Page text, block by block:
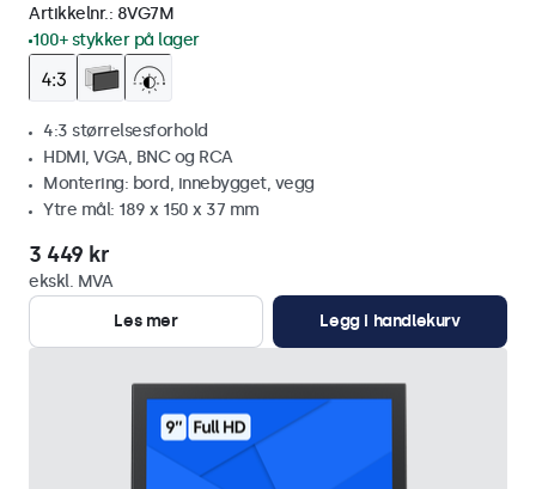
Artikkelnr.: 8VG7M
100+ stykker på lager
4:3 størrelsesforhold
HDMI, VGA, BNC og RCA
Montering: bord, innebygget, vegg
Ytre mål: 189 x 150 x 37 mm
3 449 kr
ekskl. MVA
Les mer
Legg i handlekurv